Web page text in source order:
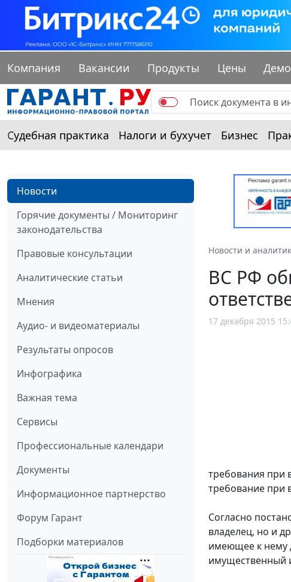
Компания Вакансии Продукты Цены Демо
Судебная практика Налоги и бухучет Бизнес
Новости
Горячие документы / Мониторинг
законодательства
Правовые консультации
Аналитические статьи
Мнения
Аудио- и видеоматериалы
Результаты опросов
Инфографика
Важная тема
Сервисы
Профессиональные календари
Документы
Информационное партнерство
Форум Гарант
Подборки материалов
Новости и
ВС РФ
17 декабря 2015
требования при
требование при
Согласно
владелец, но и
имеющее к нему
имущественный